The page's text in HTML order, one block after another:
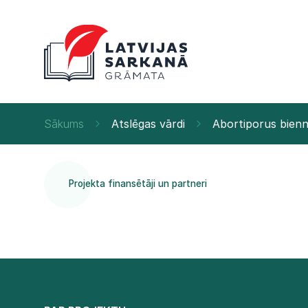
Sākums Atslēgas vārdi Abortiporus
Projekta finansētāji un partneri